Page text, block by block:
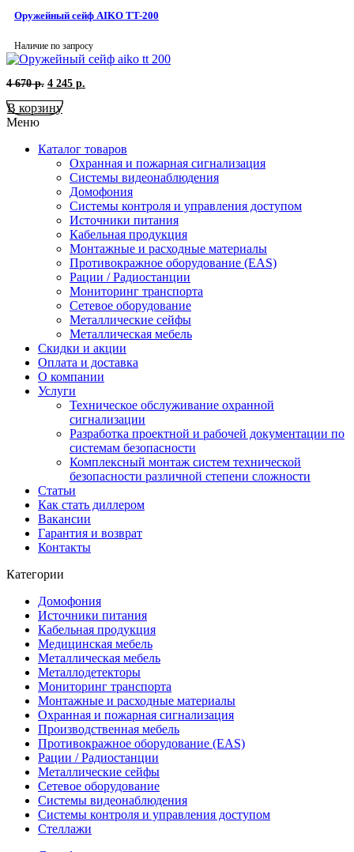
870
р..
р..
Оружейный сейф AIKO TT-200
Наличие по запросу
4 670р. Первоначальная
составляла
р..
4 245 р.
В корзину
Меню
Каталог товаров
Охранная и пожарная сигнализация
Системы видеонаблюдения
Домофония
Системы контроля и управления доступом
Источники питания
Кабельная продукция
Монтажные и расходные материалы
Противокражное оборудование (EAS)
Рации / Радиостанции
Мониторинг транспорта
Сетевое оборудование
Металлические сейфы
Металлическая мебель
Скидки и акции
Оплата и доставка
О компании
Услуги
Техническое обслуживание охранной
сигнализации
Разработка проектной и рабочей документации по
системам безопасности
Комплексный монтаж систем технической
безопасности различной степени сложности
Статьи
Как стать диллером
Вакансии
Гарантия и возврат
Контакты
Категории
Домофония
Источники питания
Кабельная продукция
Медицинская мебель
Металлическая мебель
Металлодетекторы
Мониторинг транспорта
Монтажные и расходные материалы
Охранная и пожарная сигнализация
Производственная мебель
Противокражное оборудование (EAS)
Рации / Радиостанции
Металлические сейфы
Сетевое оборудование
Системы видеонаблюдения
Системы контроля и управления доступом
Стеллажи